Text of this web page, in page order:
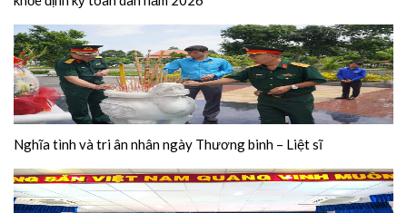
Nghĩa tình và tri ân nhân ngày Thương binh – Liệt sĩ